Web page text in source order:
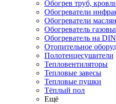
Обогрев труб,
Обогреватели
Обогреватели
Обогреватель
Обогреватель на
Отопительное
Полотенцесушители
Тепловентиляторы
Тепловые завесы
Тепловые пушки
Тёплый пол
Ещё